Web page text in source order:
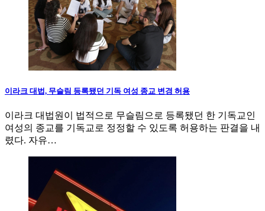
이라크 대법, 무슬림 등록됐던 기독 여성 종교 변경 허용
이라크 대법원이 법적으로 무슬림으로 등록됐던 한 기독교인
여성의 종교를 기독교로 정정할 수 있도록 허용하는 판결을 내
렸다. 자유…